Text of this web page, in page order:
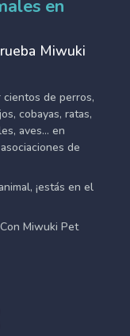
en
Miwuki
de perros,
cobayas, ratas,
aves... en
de
¡estás en el
Miwuki Pet